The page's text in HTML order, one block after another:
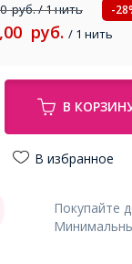
руб./ 1 нить -
руб. / 1 нить
В
В избранное
Покупайте